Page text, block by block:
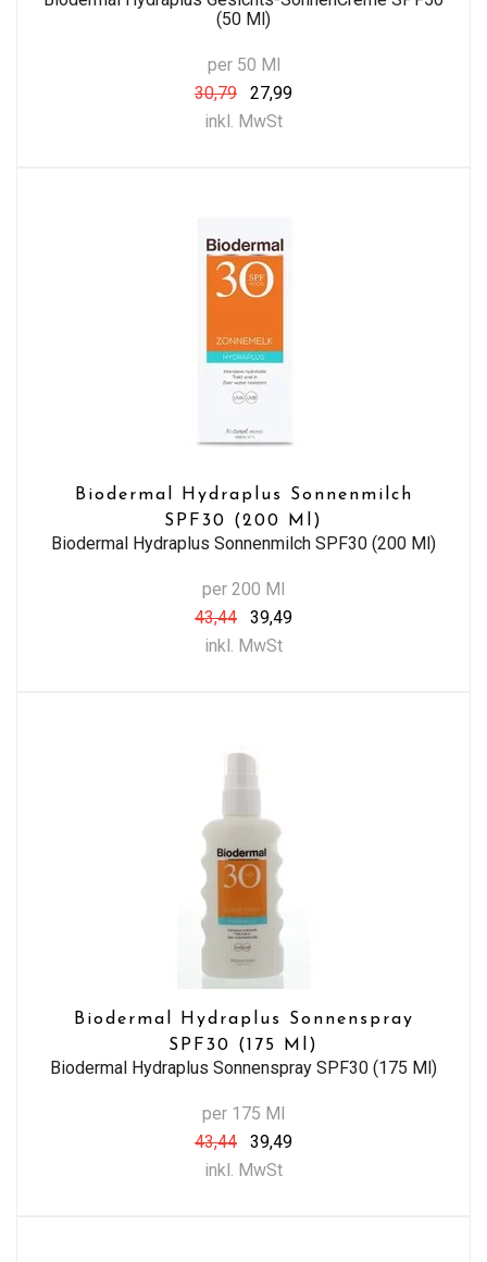
(50 Ml)
per 50 Ml
30,79
27,99
inkl. MwSt
Biodermal Hydraplus Sonnenmilch
SPF30 (200 Ml)
Biodermal Hydraplus Sonnenmilch SPF30 (200 Ml)
per 200 Ml
43,44
39,49
inkl. MwSt
Biodermal Hydraplus Sonnenspray
SPF30 (175 Ml)
Biodermal Hydraplus Sonnenspray SPF30 (175 Ml)
per 175 Ml
43,44
39,49
inkl. MwSt